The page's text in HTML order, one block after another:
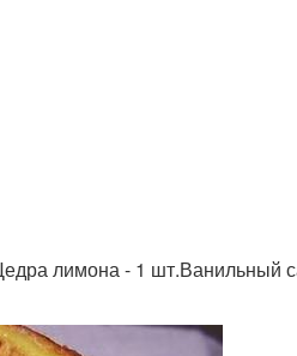
лимона - 1 шт.Ванильный